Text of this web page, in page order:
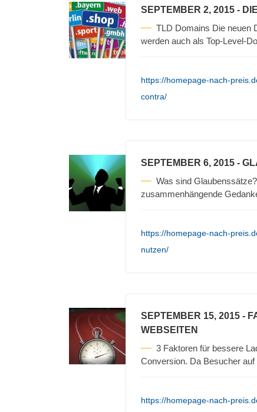
SEPTEMBER 2, 2015 -
TLD Domains Die neuen
werden auch als Top-Level-
https://homepage-nach-
contra/
SEPTEMBER 6, 2015 -
Was sind
zusammenhängende
https://homepage-nach-
nutzen/
SEPTEMBER 15, 2015 -
WEBSEITEN
3 Faktoren für bessere
Conversion. Da Besucher auf
https://homepage-nach-